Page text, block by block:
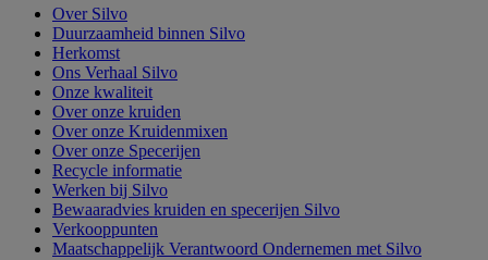
Over Silvo
Duurzaamheid binnen Silvo
Herkomst
Ons Verhaal Silvo
Onze kwaliteit
Over onze kruiden
Over onze Kruidenmixen
Over onze Specerijen
Recycle informatie
Werken bij Silvo
Bewaaradvies kruiden en specerijen Silvo
Verkooppunten
Maatschappelijk Verantwoord Ondernemen met Silvo